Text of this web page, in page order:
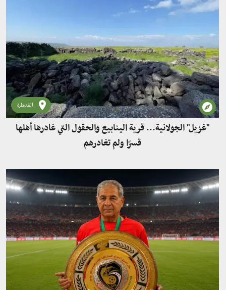
القنيطرة
"غزيل" الجولانية... قرية الينابيع والحقول التي غادرها أهلها
قسرًا ولم تغادرهم